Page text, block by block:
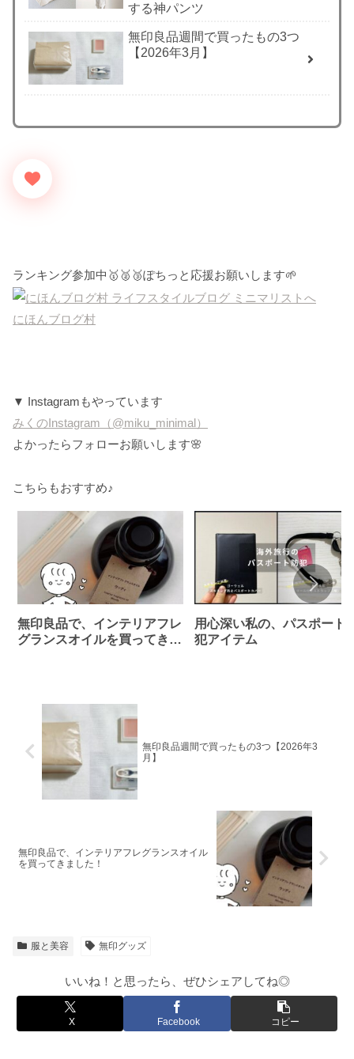
する神パンツ
無印良品週間で買ったもの3つ
【2026年3月】
ランキング参加中🥇🥈🥉ぽちっと応援お願いします🌱
にほんブログ村
▼ Instagramもやっています
みくのInstagram（@miku_minimal）
よかったらフォローお願いします🌸
こちらもおすすめ♪
無印良品で、インテリアフレ
グランスオイルを買ってきま
用心深い私の、パスポート
犯アイテム
無印良品週間で買ったもの3つ【2026年3
月】
無印良品で、インテリアフレグランスオイル
を買ってきました！
服と美容 無印グッズ
いいね！と思ったら、ぜひシェアしてね◎
X Facebook コピー